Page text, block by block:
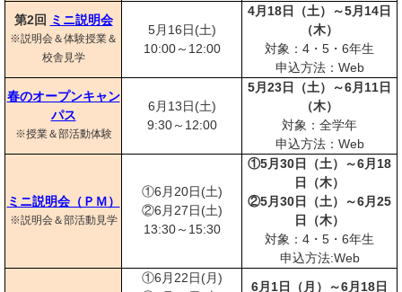
第2回 ミニ説明会
※説明会＆体験授業＆
校舎見学
5月16日(土)
10:00～12:00
4月18日（土）～5月14日
（木）
対象：4・5・6年生
申込方法：Web
春のオープンキャン
パス
※授業＆部活動体験
6月13日(土)
9:30～12:00
5月23日（土）～6月11日
（木）
対象：全学年
申込方法：Web
ミニ説明会（ＰＭ）
※説明会＆部活動見学
①6月20日(土)
②6月27日(土)
13:30～15:30
①5月30日（土）～6月18
日（木）
②5月30日（土）～6月25
日（木）
対象：4・5・6年生
申込方法:Web
①6月22日(月)
6月1日（月）～6月18日